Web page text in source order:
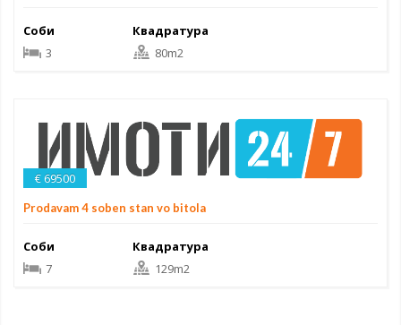
Соби
3
Квадратура
80m2
€ 69500
Prodavam 4 soben stan vo bitola
Соби
7
Квадратура
129m2